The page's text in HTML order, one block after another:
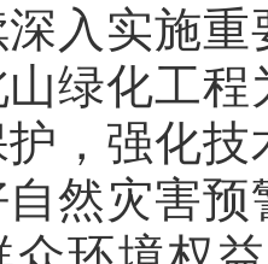
入实施
绿化工
，强化
自然灾害